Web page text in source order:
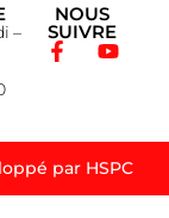
–
NOUS
SUIVRE
par HSPC